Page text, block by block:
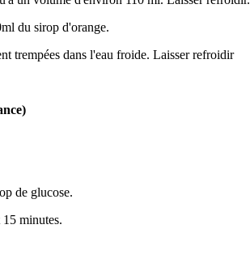
du sirop d'orange.
trempées dans l'eau froide. Laisser refroidir
de glucose.
minutes.